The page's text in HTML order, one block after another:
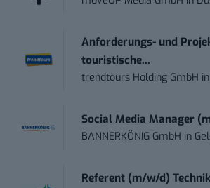
Anforderungs- und
touristische...
trendtours Holding GmbH in
Social Media Manager
BANNERKÖNIG GmbH in
Referent (m/w/d)